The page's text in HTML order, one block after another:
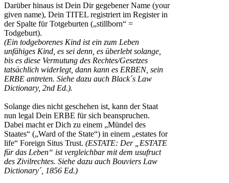
Darüber hinaus ist Dein Dir gegebener Name (your
given name), Dein TITEL registriert im Register in
der Spalte für Totgeburten („stillborn“ =
Todgeburt).
(Ein todgeborenes Kind ist ein zum Leben
unfähiges Kind, es sei denn, es überlebt solange,
bis es diese Vermutung des Rechtes/Gesetzes
tatsächlich widerlegt, dann kann es ERBEN, sein
ERBE antreten. Siehe dazu auch Black´s Law
Dictionary, 2nd Ed.).
Solange dies nicht geschehen ist, kann der Staat
nun legal Dein ERBE für sich beanspruchen.
Dabei macht er Dich zu einem „Mündel des
Staates“ („Ward of the State“) in einem „estates for
life“ Foreign Situs Trust. (ESTATE: Der „ESTATE
für das Leben“ ist vergleichbar mit dem usufruct
des Zivilrechtes. Siehe dazu auch Bouviers Law
Dictionary´, 1856 Ed.)